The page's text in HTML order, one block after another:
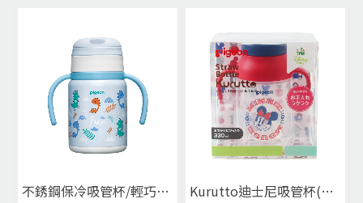
不銹鋼保冷吸管杯/輕巧型240ml(恐龍)
Kurutto迪士尼吸管杯(經典米妮)